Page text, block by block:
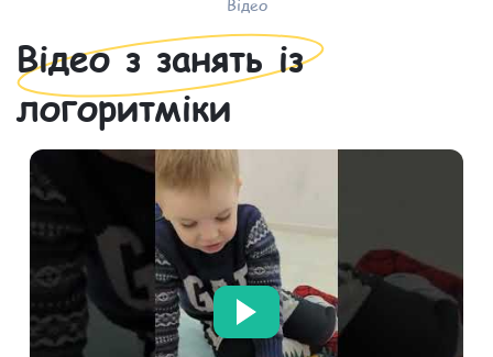
Відео
Відео з занять із
логоритміки